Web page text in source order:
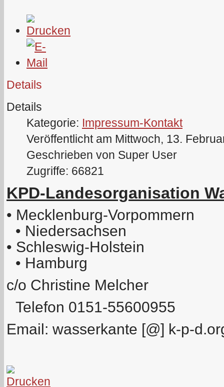
Details
Details
Kategorie: Impressum-Kontakt
Veröffentlicht am Mittwoch, 13.
Geschrieben von Super User
Zugriffe: 66821
KPD-Landesorganisation
• Mecklenburg-Vorpommern
• Niedersachsen
• Schleswig-Holstein
• Hamburg
c/o Christine Melcher
Telefon 0151-55600955
Email: wasserkante [@] k-p-